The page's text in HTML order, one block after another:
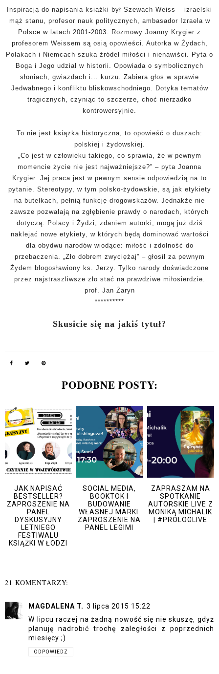
Inspiracją do napisania książki był Szewach Weiss – izraelski
mąż stanu, profesor nauk politycznych, ambasador Izraela w
Polsce w latach 2001-2003. Rozmowy Joanny Krygier z
profesorem Weissem są osią opowieści. Autorka w Żydach,
Polakach i Niemcach szuka źródeł miłości i nienawiści. Pyta o
Boga i Jego udział w historii. Opowiada o symbolicznych
słoniach, gwiazdach i... kurzu. Zabiera głos w sprawie
Jedwabnego i konfliktu bliskowschodniego. Dotyka tematów
tragicznych, czyniąc to szczerze, choć nierzadko
kontrowersyjnie.
To nie jest książka historyczna, to opowieść o duszach:
polskiej i żydowskiej.
„Co jest w człowieku takiego, co sprawia, że w pewnym
momencie życie nie jest najważniejsze?” – pyta Joanna
Krygier. Jej praca jest w pewnym sensie odpowiedzią na to
pytanie. Stereotypy, w tym polsko-żydowskie, są jak etykiety
na butelkach, pełnią funkcję drogowskazów. Jednakże nie
zawsze pozwalają na zgłębienie prawdy o narodach, których
dotyczą. Polacy i Żydzi, zdaniem autorki, mogą już dziś
naklejać nowe etykiety, w których będą dominować wartości
dla obydwu narodów wiodące: miłość i zdolność do
przebaczenia. „Zło dobrem zwyciężaj” – głosił za pewnym
Żydem błogosławiony ks. Jerzy. Tylko narody doświadczone
przez najstraszliwsze zło stać na prawdziwe miłosierdzie.
prof. Jan Żaryn
**********
Skusicie się na jakiś tytuł?
PODOBNE POSTY:
JAK NAPISAĆ
BESTSELLER?
ZAPROSZENIE NA
PANEL
DYSKUSYJNY
LETNIEGO
FESTIWALU
KSIĄŻKI W ŁODZI
SOCIAL MEDIA,
BOOKTOK I
BUDOWANIE
WŁASNEJ MARKI.
ZAPROSZENIE NA
PANEL LEGIMI
ZAPRASZAM NA
SPOTKANIE
AUTORSKIE LIVE Z
MONIKĄ MICHALIK
| #PROLOGLIVE
21 KOMENTARZY:
MAGDALENA T. 3 lipca 2015 15:22
W lipcu raczej na żadną nowość się nie skuszę, gdyż
planuję nadrobić trochę zaległości z poprzednich
miesięcy ;)
ODPOWIEDZ